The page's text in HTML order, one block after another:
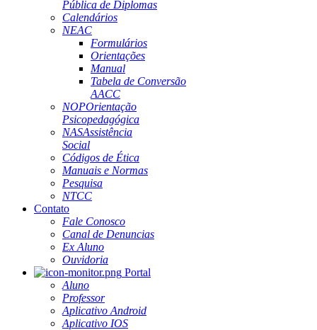
Pública de Diplomas
Calendários
NEAC
Formulários
Orientações
Manual
Tabela de Conversão
AACC
NOPOrientação
Psicopedagógica
NASAssistência
Social
Códigos de Ética
Manuais e Normas
Pesquisa
NTCC
Contato
Fale Conosco
Canal de Denuncias
Ex Aluno
Ouvidoria
Portal
Aluno
Professor
Aplicativo Android
Aplicativo IOS